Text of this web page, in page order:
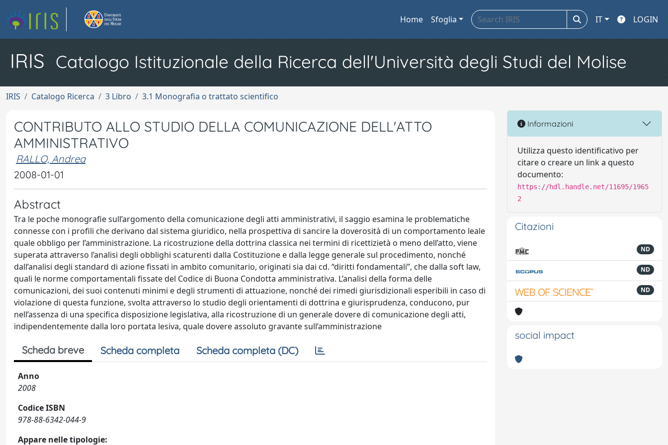
Home Sfoglia IT LOGIN
IRIS Catalogo Istituzionale della Ricerca dell'Università degli Studi del Molise
IRIS Catalogo Ricerca 3 Libro 3.1 Monografia o trattato scientifico
CONTRIBUTO ALLO STUDIO DELLA COMUNICAZIONE DELL'ATTO
AMMINISTRATIVO
RALLO, Andrea
2008-01-01
Abstract
Tra le poche monografie sull’argomento della comunicazione degli atti amministrativi, il saggio esamina le problematiche
connesse con i profili che derivano dal sistema giuridico, nella prospettiva di sancire la doverosità di un comportamento leale
quale obbligo per l’amministrazione. La ricostruzione della dottrina classica nei termini di ricettizietà o meno dell’atto, viene
superata attraverso l’analisi degli obblighi scaturenti dalla Costituzione e dalla legge generale sul procedimento, nonché
dall’analisi degli standard di azione fissati in ambito comunitario, originati sia dai cd. “diritti fondamentali”, che dalla soft law,
quali le norme comportamentali fissate del Codice di Buona Condotta amministrativa. L’analisi della forma delle
comunicazioni, dei suoi contenuti minimi e degli strumenti di attuazione, nonché dei rimedi giurisdizionali esperibili in caso di
violazione di questa funzione, svolta attraverso lo studio degli orientamenti di dottrina e giurisprudenza, conducono, pur
nell’assenza di una specifica disposizione legislativa, alla ricostruzione di un generale dovere di comunicazione degli atti,
indipendentemente dalla loro portata lesiva, quale dovere assoluto gravante sull’amministrazione
Scheda breve Scheda completa Scheda completa (DC)
Anno
2008
Codice ISBN
978-88-6342-044-9
Appare nelle tipologie:
Informazioni
Utilizza questo identificativo per
citare o creare un link a questo
documento:
https://hdl.handle.net/11695/1965
2
Citazioni
ND
ND
ND
social impact